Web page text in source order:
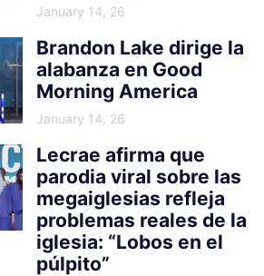
January 14, 26
Brandon Lake dirige la
alabanza en Good
Morning America
January 14, 26
Lecrae afirma que
parodia viral sobre las
megaiglesias refleja
problemas reales de la
iglesia: “Lobos en el
púlpito”